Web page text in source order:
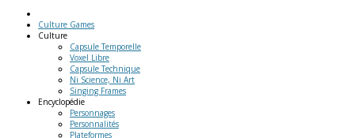
Culture Games
Culture
Capsule Temporelle
Voxel Libre
Capsule Technique
Ni Science, Ni Art
Singing Frames
Encyclopédie
Personnages
Personnalités
Plateformes